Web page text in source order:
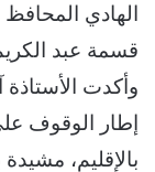
الهادي
قسمة عبد
وأكدت
إطار الوقوف
بالإقليم،